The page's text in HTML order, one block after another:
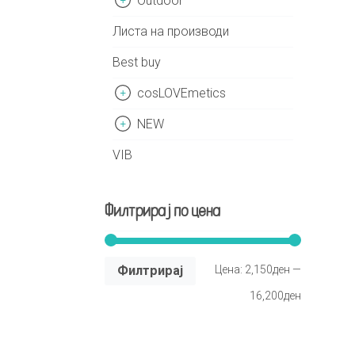
Листа на производи
Best buy
cosLOVEmetics
NEW
VIB
Филтрирај по цена
Филтрирај Цена: 2,150ден —
16,200ден